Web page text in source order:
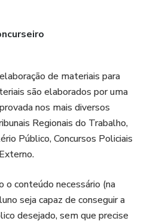
de materiais para
são elaborados por uma
nos mais diversos
Regionais do Trabalho,
Público, Concursos Policiais
conteúdo necessário (na
seja capaz de conseguir a
desejado, sem que precise